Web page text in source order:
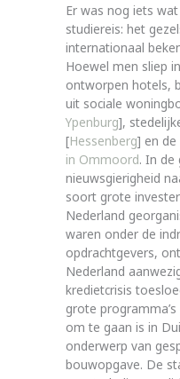
Er was nog iets
studiereis: het
internationaal
Hoewel men sliep
ontworpen hotels,
uit sociale
Ypenburg],
[Hessenberg] en
in Ommoord. In de
nieuwsgierigheid
soort grote
Nederland
waren onder de
opdrachtgevers,
Nederland
kredietcrisis
grote
om te gaan is in
onderwerp van
bouwopgave. De